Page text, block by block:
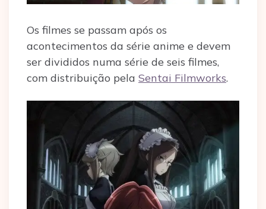
Os filmes se passam após os
acontecimentos da série anime e devem
ser divididos numa série de seis filmes,
com distribuição pela Sentai Filmworks.